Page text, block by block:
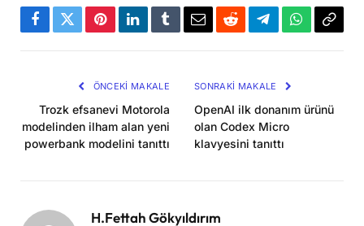
Facebook
TwitterPinterestLinkedInTumblrEmailRedditTelegramWhatsApp
ÖNCEKI MAKALE
Trozk efsanevi Motorola
modelinden ilham alan yeni
powerbank modelini tanıttı
SONRAKI MAKALE
OpenAI ilk donanım ürünü
olan Codex Micro
klavyesini tanıttı
H.Fettah Gökyıldırım